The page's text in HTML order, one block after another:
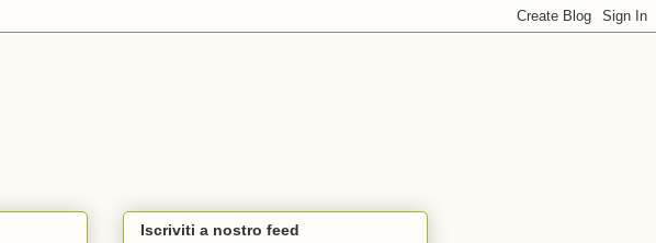
Iscriviti a nostro feed